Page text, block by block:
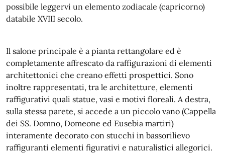
possibile leggervi un elemento zodiacale (capricorno)
databile XVIII secolo.
Il salone principale è a pianta rettangolare ed è
completamente affrescato da raffigurazioni di elementi
architettonici che creano effetti prospettici. Sono
inoltre rappresentati, tra le architetture, elementi
raffigurativi quali statue, vasi e motivi floreali. A destra,
sulla stessa parete, si accede a un piccolo vano (Cappella
dei SS. Domno, Domeone ed Eusebia martiri)
interamente decorato con stucchi in bassorilievo
raffiguranti elementi figurativi e naturalistici allegorici.